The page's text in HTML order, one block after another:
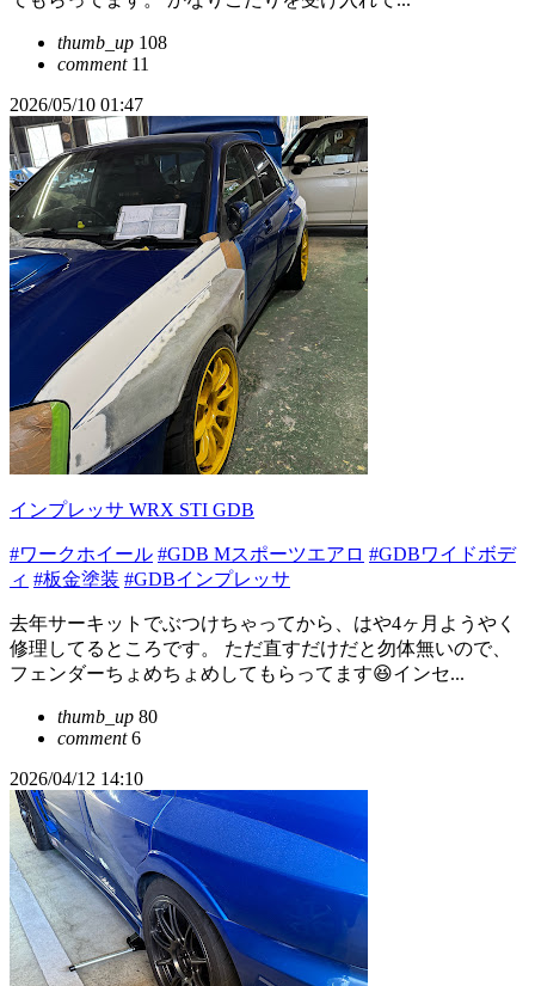
thumb_up 108
comment11
2026/05/10 01:47
インプレッサ WRX STI GDB
#ワークホイール #GDB Mスポーツエアロ #GDBワイドボデ
ィ #板金塗装 #GDBインプレッサ
去年サーキットでぶつけちゃってから、はや4ヶ月ようやく
修理してるところです。 ただ直すだけだと勿体無いので、
フェンダーちょめちょめしてもらってます😆インセ...
thumb_up 80
comment6
2026/04/12 14:10